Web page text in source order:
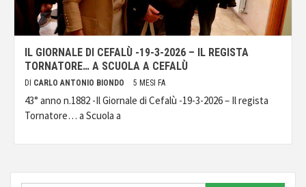
IL GIORNALE DI CEFALÙ -19-3-2026 – IL REGISTA
TORNATORE… A SCUOLA A CEFALÙ
DI CARLO ANTONIO BIONDO 5 MESI FA
43° anno n.1882 -Il Giornale di Cefalù -19-3-2026 – Il regista
Tornatore… a Scuola a